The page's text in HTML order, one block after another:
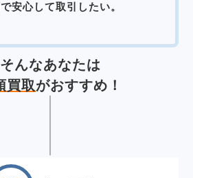
安心して取引したい。
そんなあなたは
買取がおすすめ！